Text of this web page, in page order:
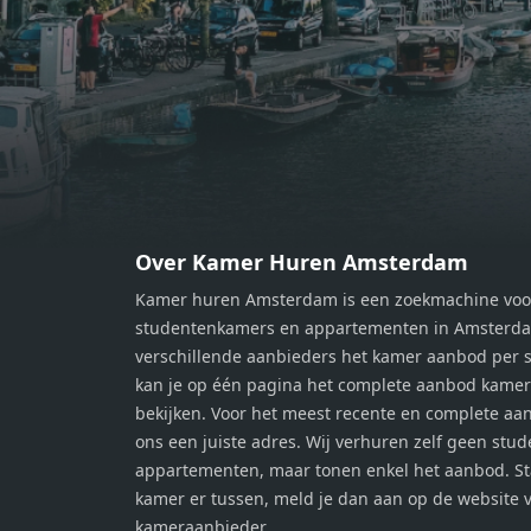
slaapkamers van respectievelijk 12,1
m² en 8 m². Beide kamers bieden tal
van mogelijkheden, zoals een fijne
werkplek, een logeerkamer of een
persoonlijke slaapkamer. De
gemak en privacy. Gelegen in een
Zaandam, bevindt de woning zich
op een perfecte locatie. Winkels,
openbaar vervoer en uitvalswegen
naar Amsterdam zijn allemaal
binnen handbereik. Bovendien
geniet je hier van de unieke
combinatie van stedelijke
voorzieningen en de ontspanning
m²
van
op
naar
Over Kamer Huren Amsterdam
Kamer huren Amsterdam is een zoekmachine
studentenkamers en appartementen in
verschillende aanbieders het kamer aanbod per
kan je op één pagina het complete aanbod
bekijken. Voor het meest recente en complete
ons een juiste adres. Wij verhuren zelf geen
appartementen, maar tonen enkel het aanbod.
kamer er tussen, meld je dan aan op de website